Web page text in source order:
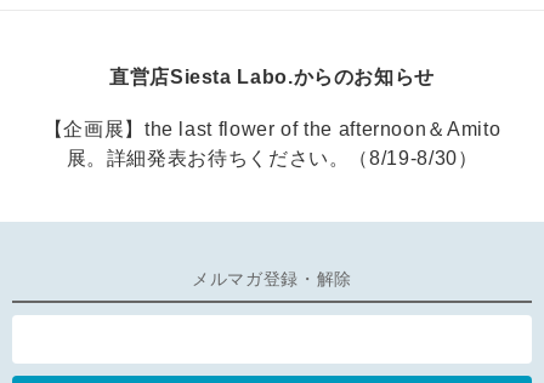
直営店Siesta Labo.からのお知らせ
【企画展】the last flower of the afternoon＆Amito
展。詳細発表お待ちください。（8/19-8/30）
メルマガ登録・解除